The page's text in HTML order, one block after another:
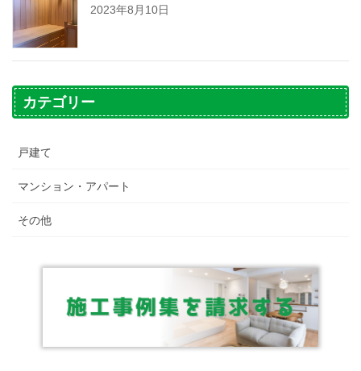
2023年8月10日
カテゴリー
戸建て
マンション・アパート
その他